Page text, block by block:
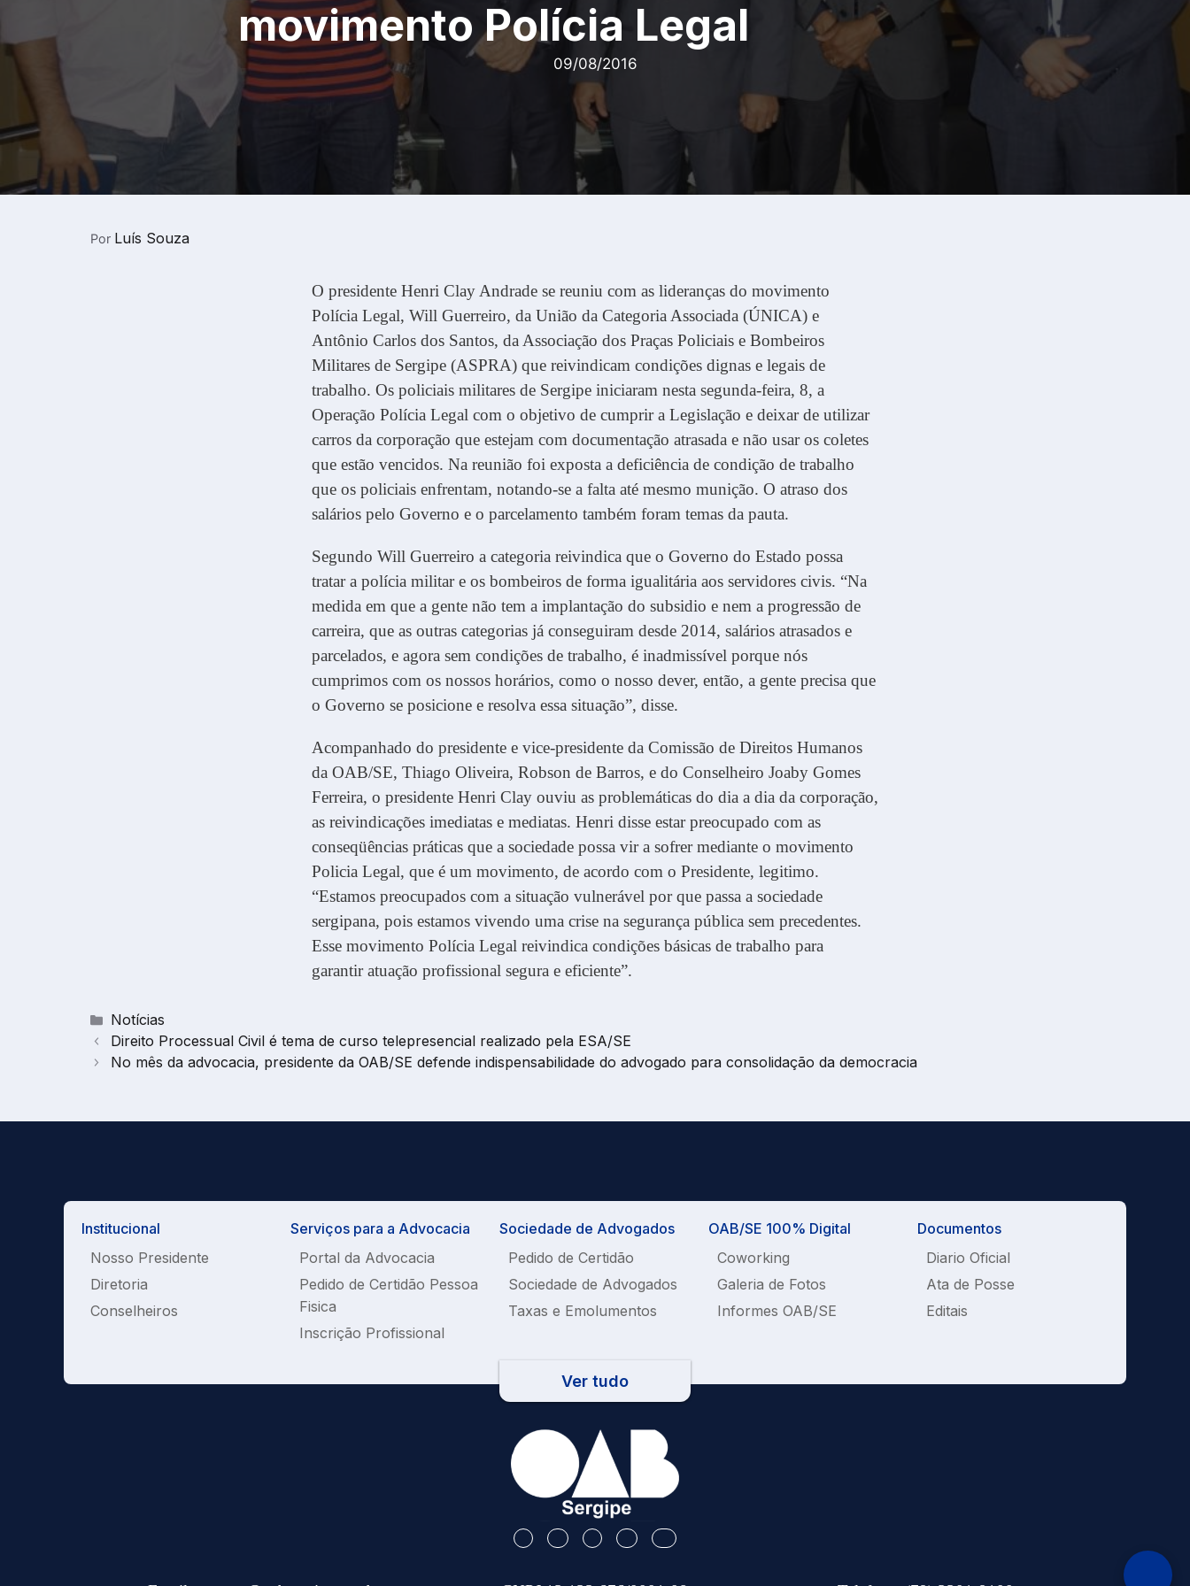
movimento Polícia Legal
09/08/2016
Por Luís Souza
O presidente Henri Clay Andrade se reuniu com as lideranças do movimento
Polícia Legal, Will Guerreiro, da União da Categoria Associada (ÚNICA) e
Antônio Carlos dos Santos, da Associação dos Praças Policiais e Bombeiros
Militares de Sergipe (ASPRA) que reivindicam condições dignas e legais de
trabalho. Os policiais militares de Sergipe iniciaram nesta segunda-feira, 8, a
Operação Polícia Legal com o objetivo de cumprir a Legislação e deixar de utilizar
carros da corporação que estejam com documentação atrasada e não usar os coletes
que estão vencidos. Na reunião foi exposta a deficiência de condição de trabalho
que os policiais enfrentam, notando-se a falta até mesmo munição. O atraso dos
salários pelo Governo e o parcelamento também foram temas da pauta.
Segundo Will Guerreiro a categoria reivindica que o Governo do Estado possa
tratar a polícia militar e os bombeiros de forma igualitária aos servidores civis. “Na
medida em que a gente não tem a implantação do subsidio e nem a progressão de
carreira, que as outras categorias já conseguiram desde 2014, salários atrasados e
parcelados, e agora sem condições de trabalho, é inadmissível porque nós
cumprimos com os nossos horários, como o nosso dever, então, a gente precisa que
o Governo se posicione e resolva essa situação”, disse.
Acompanhado do presidente e vice-presidente da Comissão de Direitos Humanos
da OAB/SE, Thiago Oliveira, Robson de Barros, e do Conselheiro Joaby Gomes
Ferreira, o presidente Henri Clay ouviu as problemáticas do dia a dia da corporação,
as reivindicações imediatas e mediatas. Henri disse estar preocupado com as
conseqüências práticas que a sociedade possa vir a sofrer mediante o movimento
Policia Legal, que é um movimento, de acordo com o Presidente, legitimo.
“Estamos preocupados com a situação vulnerável por que passa a sociedade
sergipana, pois estamos vivendo uma crise na segurança pública sem precedentes.
Esse movimento Polícia Legal reivindica condições básicas de trabalho para
garantir atuação profissional segura e eficiente”.
Categorias
Notícias
Direito Processual Civil é tema de curso telepresencial realizado pela ESA/SE
No mês da advocacia, presidente da OAB/SE defende indispensabilidade do advogado para consolidação da democracia
Institucional
Nosso Presidente
Diretoria
Conselheiros
Serviços para a Advocacia
Portal da Advocacia
Pedido de Certidão Pessoa
Fisica
Inscrição Profissional
Sociedade de Advogados
Pedido de Certidão
Sociedade de Advogados
Taxas e Emolumentos
OAB/SE 100% Digital
Coworking
Galeria de Fotos
Informes OAB/SE
Documentos
Diario Oficial
Ata de Posse
Editais
Ver tudo